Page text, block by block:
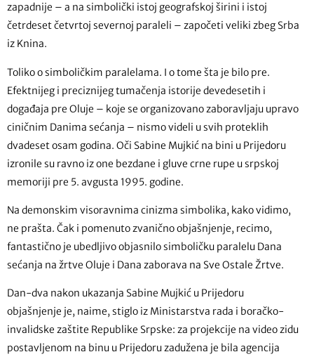
zapadnije – a na simbolički istoj geografskoj širini i istoj
četrdeset četvrtoj severnoj paraleli – započeti veliki zbeg Srba
iz Knina.
Toliko o simboličkim paralelama. I o tome šta je bilo pre.
Efektnijeg i preciznijeg tumačenja istorije devedesetih i
događaja pre Oluje – koje se organizovano zaboravljaju upravo
ciničnim Danima sećanja – nismo videli u svih proteklih
dvadeset osam godina. Oči Sabine Mujkić na bini u Prijedoru
izronile su ravno iz one bezdane i gluve crne rupe u srpskoj
memoriji pre 5. avgusta 1995. godine.
Na demonskim visoravnima cinizma simbolika, kako vidimo,
ne prašta. Čak i pomenuto zvanično objašnjenje, recimo,
fantastično je ubedljivo objasnilo simboličku paralelu Dana
sećanja na žrtve Oluje i Dana zaborava na Sve Ostale Žrtve.
Dan-dva nakon ukazanja Sabine Mujkić u Prijedoru
objašnjenje je, naime, stiglo iz Ministarstva rada i boračko-
invalidske zaštite Republike Srpske: za projekcije na video zidu
postavljenom na binu u Prijedoru zadužena je bila agencija